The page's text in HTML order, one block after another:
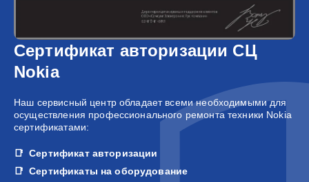
Сертификат авторизации СЦ
Nokia
Наш сервисный центр обладает всеми необходимыми для
осуществления профессионального ремонта техники Nokia
сертификатами:
Сертификат авторизации
Сертификаты на оборудование